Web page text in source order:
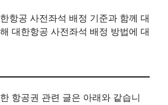
항공 사전좌석 배정 기준과 함께 대
대한항공 사전좌석 배정 방법에 대
항공권 관련 글은 아래와 같습니